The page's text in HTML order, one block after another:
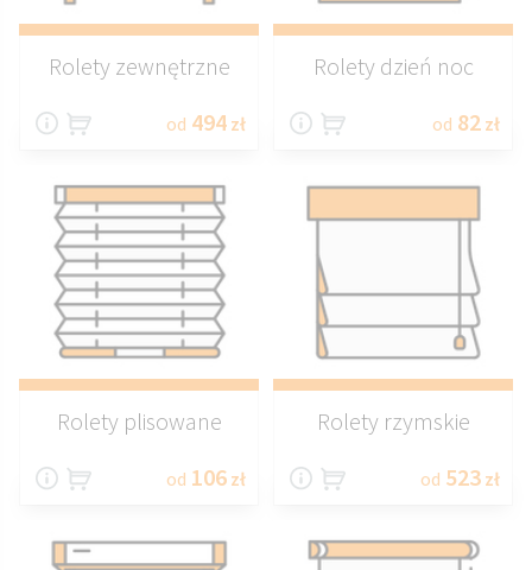
Rolety zewnętrzne
od 494 zł
Rolety dzień noc
od 82 zł
Rolety plisowane
od 106 zł
Rolety rzymskie
od 523 zł